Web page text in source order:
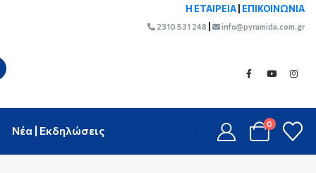
Η ΕΤΑΙΡΕΙΑ ΕΠΙΚΟΙΝΩΝΙΑ
2310 531 248 info@pyramida.com.gr
Νέα | Εκδηλώσεις 0